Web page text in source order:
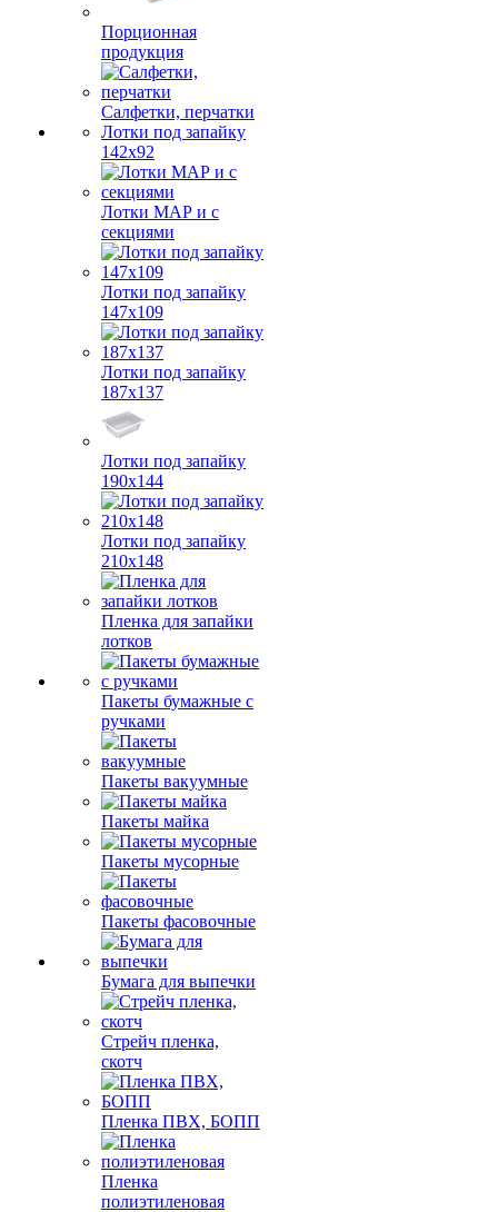
Порционная
продукция
Салфетки, перчатки
Лотки под запайку
142х92
Лотки МАР и с
секциями
Лотки под запайку
147х109
Лотки под запайку
187х137
Лотки под запайку
190х144
Лотки под запайку
210х148
Пленка для запайки
лотков
Пакеты бумажные с
ручками
Пакеты вакуумные
Пакеты майка
Пакеты мусорные
Пакеты фасовочные
Бумага для выпечки
Стрейч пленка,
скотч
Пленка ПВХ, БОПП
Пленка
полиэтиленовая